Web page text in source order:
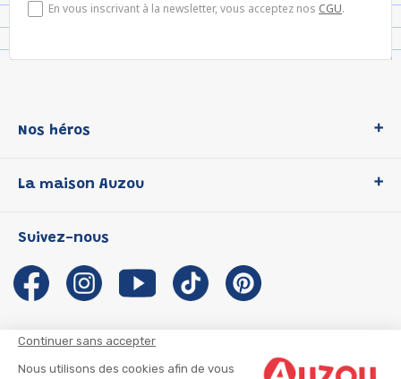
Continuer sans accepter
Nous utilisons des cookies afin de vous
En vous inscrivant à la newsletter, vous acceptez nos CGU.
Nos héros
P'tit Loup
Les Influenceuses
Migali
Petite Taupe
La maison Auzou
Notre histoire
Auzou s'engage
Auteurs et illustrateurs Auzou
Suivez-nous